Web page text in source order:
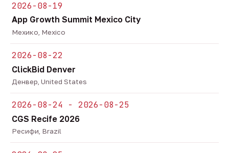
2026-08-19
App Growth Summit Mexico City
Мехико, Mexico
2026-08-22
ClickBid Denver
Денвер, United States
2026-08-24 - 2026-08-25
CGS Recife 2026
Ресифи, Brazil